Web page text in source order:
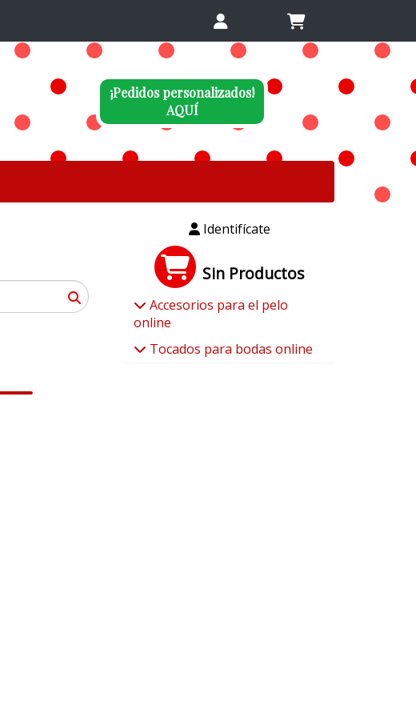
¡Pedidos personalizados!
AQUÍ
Identifícate
Sin Productos
Accesorios para el pelo
online
Tocados para bodas online